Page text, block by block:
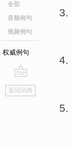
全部
音频例句
视频例句
权威例句
go
top
返回词典